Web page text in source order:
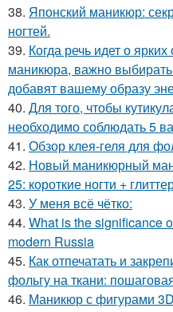
38. Японский маникюр:
ногтей.
39. Когда речь идет о
маникюра, важно
добавят вашему образу
40. Для того, чтобы
необходимо соблюдать 5
41. Обзор клея-геля для
42. Новый маникюрный
25: короткие ногти +
43. У меня всё чётко:
44. What is the significance
modern Russia
45. Как отпечатать и
фольгу на ткани:
46. Маникюр с фигурами